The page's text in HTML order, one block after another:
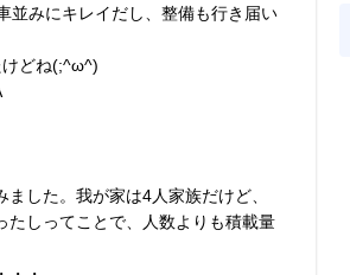
並みにキレイだし、整備も行き届い
けどね(;^ω^)
した。我が家は4人家族だけど、
たしってことで、人数よりも積載量